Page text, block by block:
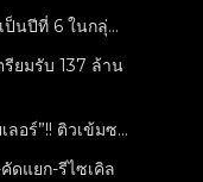
นปีที่ 6 ในกลุ่...
ยมรับ 137 ล้าน
ลอร์”!! ติวเข้มซ...
ดแยก-รีไซเคิล